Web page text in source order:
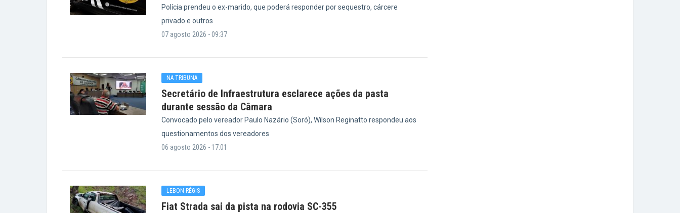
Polícia prendeu o ex-marido, que poderá responder por sequestro, cárcere
privado e outros
07 agosto 2026 - 09:37
NA TRIBUNA
Secretário de Infraestrutura esclarece ações da pasta
durante sessão da Câmara
Convocado pelo vereador Paulo Nazário (Soró), Wilson Reginatto respondeu aos
questionamentos dos vereadores
06 agosto 2026 - 17:01
LEBON RÉGIS
Fiat Strada sai da pista na rodovia SC-355